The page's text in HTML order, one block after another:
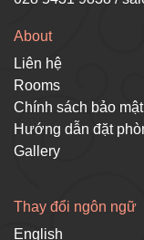
About
Liên hệ
Rooms
Chính sách bảo mật
Hướng dẫn đặt
Gallery
Thay đổi ngôn ngữ
English